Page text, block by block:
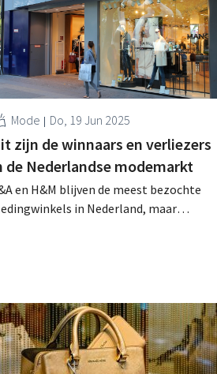
Mode Do, 19 Jun 2025
zijn de winnaars en verliezers
de Nederlandse modemarkt
en H&M blijven de meest bezochte
in Nederland, maar
die de aandacht van
verliezen… .